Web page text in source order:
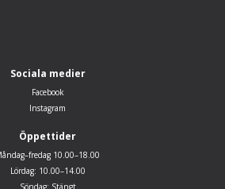
Sociala medier
Facebook
Instagram
Öppettider
10.00–18.00
Lördag: 10.00–14.00
Söndag: Stängt